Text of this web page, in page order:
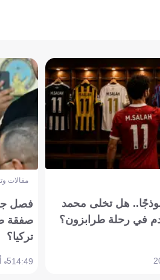
هل تخلى محمد
في رحلة طرابزون؟
مقالات
فصل
صفقة
تركيا؟
14:495 أغسطس 2026